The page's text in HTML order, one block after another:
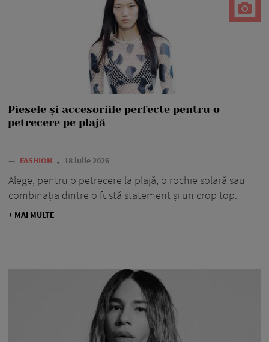
Piesele și accesoriile perfecte pentru o
petrecere pe plajă
— FASHION 18 iulie 2026
Alege, pentru o petrecere la plajă, o rochie solară sau
combinația dintre o fustă statement și un crop top.
+ MAI MULTE